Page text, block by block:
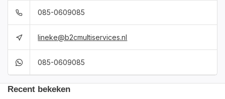
085-0609085
lineke@b2cmultiservices.nl
085-0609085
Recent bekeken